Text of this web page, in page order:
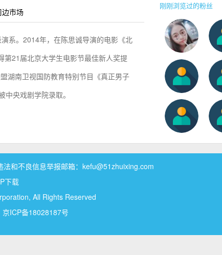
边市场
系。2014年，在陈思诚导演的电影《北
21届北京大学生电影节最佳新人奖提
湖南卫视国防教育特别节目《真正男子
央戏剧学院录取。
刚刚浏览过的粉丝
和不良信息举报邮箱：kefu@51zhuixing.com
下载
All Rights Reserved
京ICP备18028187号